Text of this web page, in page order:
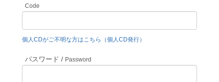
Code
個人CDがご不明な方はこちら（個人CD発行）
パスワード / Password